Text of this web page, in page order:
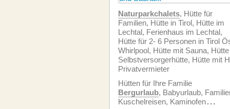
Naturparkchalets, Hütte für
Familien, Hütte in Tirol, Hütte im
Lechtal, Ferienhaus im Lechtal,
Hütte für 2- 6 Personen in Tirol
Whirlpool, Hütte mit Sauna,
Selbstversorgerhütte, Hütte mit
Privatvermieter
Hütten für Ihre Familie
Bergurlaub, Babyurlaub,
Kuschelreisen, Kaminofen...